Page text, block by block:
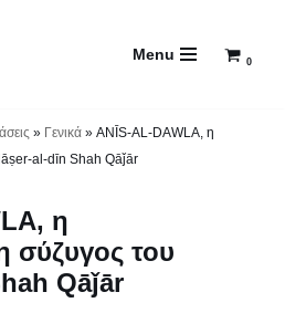
Menu 0
» Γενικά » ANĪS-AL-DAWLA, η
al-dīn Shah Qāǰār
η
σύζυγος του
Qāǰār